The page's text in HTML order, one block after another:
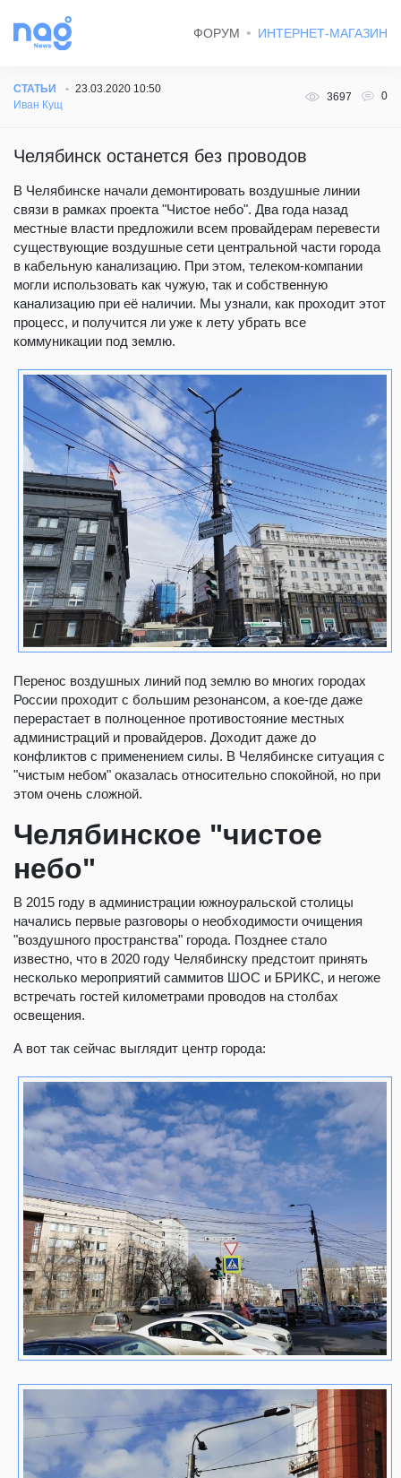
ФОРУМ ИНТЕРНЕТ-МАГАЗИН
СТАТЬИ
23.03.2020 10:50
Иван Кущ
3697 0
Челябинск останется без проводов
В Челябинске начали демонтировать воздушные линии
связи в рамках проекта "Чистое небо". Два года назад
местные власти предложили всем провайдерам перевести
существующие воздушные сети центральной части города
в кабельную канализацию. При этом, телеком-компании
могли использовать как чужую, так и собственную
канализацию при её наличии. Мы узнали, как проходит этот
процесс, и получится ли уже к лету убрать все
коммуникации под землю.
Перенос воздушных линий под землю во многих городах
России проходит с большим резонансом, а кое-где даже
перерастает в полноценное противостояние местных
администраций и провайдеров. Доходит даже до
конфликтов с применением силы. В Челябинске ситуация с
"чистым небом" оказалась относительно спокойной, но при
этом очень сложной.
Челябинское "чистое
небо"
В 2015 году в администрации южноуральской столицы
начались первые разговоры о необходимости очищения
"воздушного пространства" города. Позднее стало
известно, что в 2020 году Челябинску предстоит принять
несколько мероприятий саммитов ШОС и БРИКС, и негоже
встречать гостей километрами проводов на столбах
освещения.
А вот так сейчас выглядит центр города: